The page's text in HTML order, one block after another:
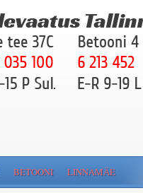
BETOONI LINNAMÄE